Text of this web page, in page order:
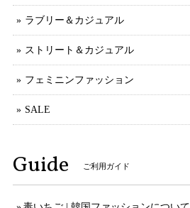
ラブリー＆カジュアル
ストリート＆カジュアル
フェミニンファッション
SALE
Guide ご利用ガイド